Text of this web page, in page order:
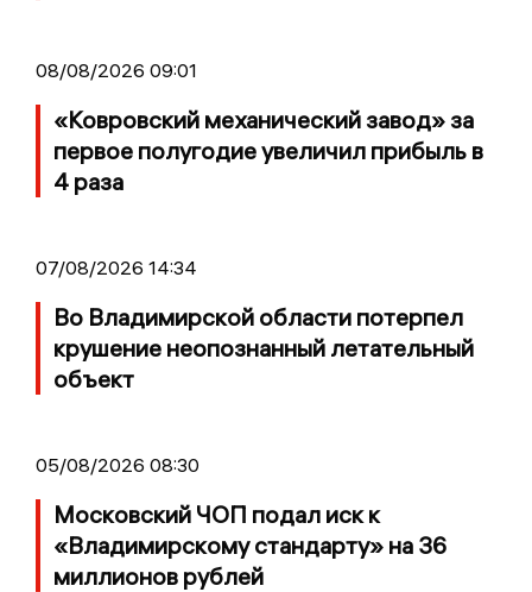
08/08/2026 09:01
«Ковровский механический завод» за
первое полугодие увеличил прибыль в
4 раза
07/08/2026 14:34
Во Владимирской области потерпел
крушение неопознанный летательный
объект
05/08/2026 08:30
Московский ЧОП подал иск к
«Владимирскому стандарту» на 36
миллионов рублей